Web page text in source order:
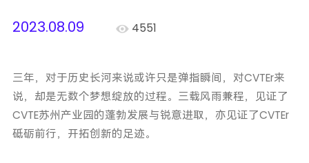
2023.08.09
4551
三年，对于历史长河来说或许只是弹指瞬间，对CVTEr来
说，却是无数个梦想绽放的过程。三载风雨兼程，见证了
CVTE苏州产业园的蓬勃发展与锐意进取，亦见证了CVTEr
砥砺前行，开拓创新的足迹。